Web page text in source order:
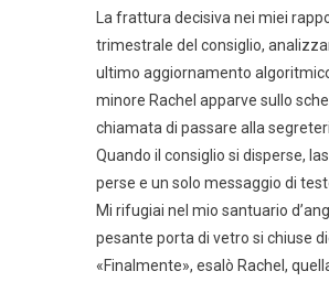
La frattura decisiva nei miei
trimestrale del consiglio,
ultimo aggiornamento
minore Rachel apparve sullo
chiamata di passare alla
Quando il consiglio si disperse,
perse e un solo messaggio di
Mi rifugiai nel mio santuario
pesante porta di vetro si chiuse
«Finalmente», esalò Rachel,